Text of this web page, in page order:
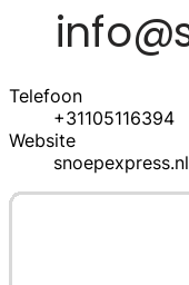
Telefoon
+31105116394
Website
snoepexpress.nl